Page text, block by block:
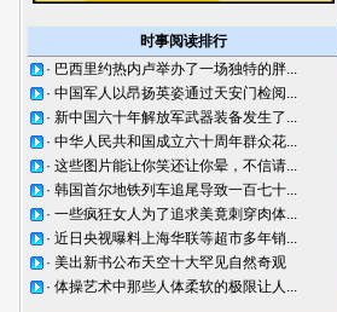
时事阅读排行
· 巴西里约热内卢举办了一场独特的胖...
· 中国军人以昂扬英姿通过天安门检阅...
· 新中国六十年解放军武器装备发生了...
· 中华人民共和国成立六十周年群众花...
· 这些图片能让你笑还让你晕，不信请...
· 韩国首尔地铁列车追尾导致一百七十...
· 一些疯狂女人为了追求美竟刺穿肉体...
· 近日央视曝料上海华联等超市多年销...
· 美出新书公布天空十大罕见自然奇观
· 体操艺术中那些人体柔软的极限让人...